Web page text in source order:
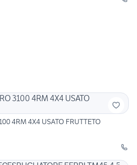
4RM 4X4 USATO FRUTTETO